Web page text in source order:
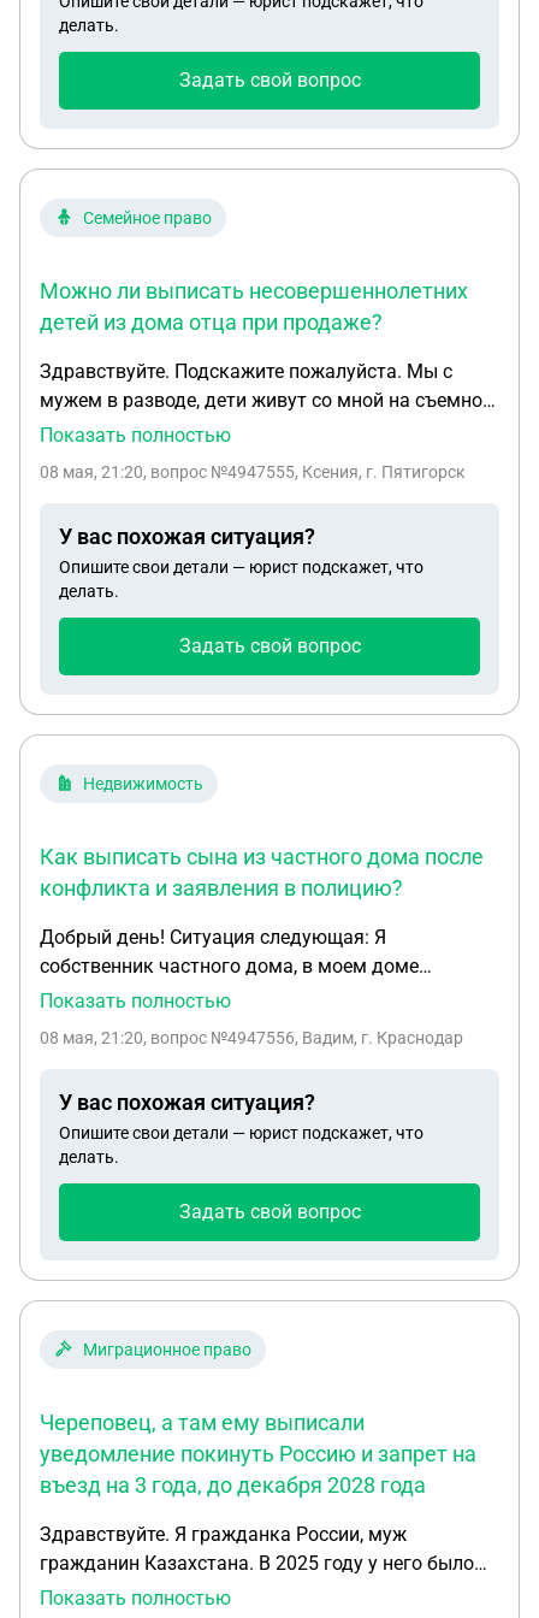
делать.
Задать свой вопрос
Семейное право
Можно ли выписать несовершеннолетних
детей из дома отца при продаже?
Здравствуйте. Подскажите пожалуйста. Мы с
мужем в разводе, дети живут со мной на съемной
квартире. Сейчас бывший муж хочет продать свой
через суд. Подскажите пожалуйста, можно ли
прописать. Меня он сейчас выписывает через суд.
Показать полностью
08 мая, 21:20, вопрос №4947555, Ксения, г. Пятигорск
У вас похожая ситуация?
Опишите свои детали — юрист подскажет, что
делать.
Задать свой вопрос
Недвижимость
Как выписать сына из частного дома после
конфликта и заявления в полицию?
Добрый день! Ситуация следующая: Я
собственник частного дома, в моем доме
прописаны моя жена, мой сын и его дочка
сын избил мою жену и мою дочь (его сестра),
побои. Побои легкие, поэтому сыну ничего кроме
штрафа не будет. После этой ситуации сына
выселили из дома. С учетом вышеизложенного я
оснований в нем находится. Добровольно
недвижимости, где он может прописаться у него
милицию основанием чтоб его выписать? 2.
ли стать препятствием в выписке отсутствие у
сына собственной недвижимости? 4. Как
корректно действовать, чтоб выписать его?
Показать полностью
08 мая, 21:20, вопрос №4947556, Вадим, г. Краснодар
У вас похожая ситуация?
Опишите свои детали — юрист подскажет, что
делать.
Задать свой вопрос
Миграционное право
Череповец, а там ему выписали
уведомление покинуть Россию и запрет на
въезд на 3 года, до декабря 2028 года
Здравствуйте. Я гражданка России, муж
гражданин Казахстана. В 2025 году у него было
нарушение миграционного учета более 90 дней,
Показать полностью